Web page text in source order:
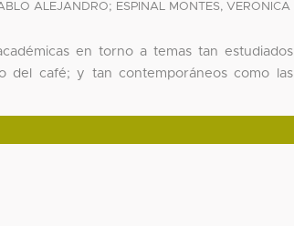
ALEJANDRO; ESPINAL MONTES, VERONICA
en torno a temas tan estudiados
del café; y tan contemporáneos como las